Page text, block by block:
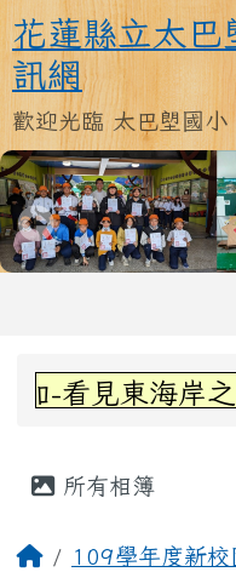
跳至主內容區
花蓮縣立太巴
花蓮縣立太巴
訊網
歡迎光臨 太巴塱國小
上中區域內容
-看見東海岸之
所有相簿
回首頁109學年度新校